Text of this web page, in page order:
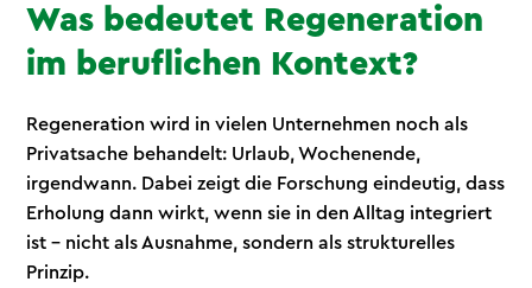
Was bedeutet Regeneration
im beruflichen Kontext?
Regeneration wird in vielen Unternehmen noch als
Privatsache behandelt: Urlaub, Wochenende,
irgendwann. Dabei zeigt die Forschung eindeutig, dass
Erholung dann wirkt, wenn sie in den Alltag integriert
ist – nicht als Ausnahme, sondern als strukturelles
Prinzip.